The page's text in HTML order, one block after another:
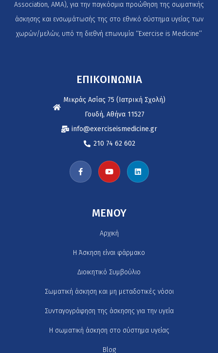
Association, AMA), για την παγκόσμια προώθηση της σωματικής
άσκησης και ενσωμάτωσής της στο εθνικό σύστημα υγείας των
χωρών/μελών, υπό τη διεθνή επωνυμία ‘‘Exercise is Medicine’’
ΕΠΙΚΟΙΝΩΝΙΑ
Μικράς Ασίας 75 (Ιατρική Σχολή)
Γουδή, Αθήνα 11527
info@exerciseismedicine.gr
210 74 62 602
MENOY
Αρχική
H Άσκηση είναι φάρμακο
Διοικητικό Συμβούλιο
Σωματική άσκηση και μη μεταδοτικές νόσοι
Συνταγογράφηση της άσκησης για την υγεία
Η σωματική άσκηση στο σύστημα υγείας
Blog